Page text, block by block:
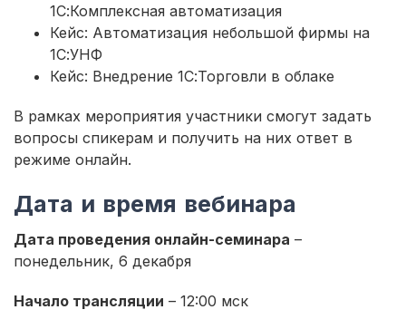
1С:Комплексная автоматизация
Кейс: Автоматизация небольшой фирмы на
1С:УНФ
Кейс: Внедрение 1С:Торговли в облаке
В рамках мероприятия участники смогут задать
вопросы спикерам и получить на них ответ в
режиме онлайн.
Дата и время вебинара
Дата проведения онлайн-семинара –
понедельник, 6 декабря
Начало трансляции – 12:00 мск